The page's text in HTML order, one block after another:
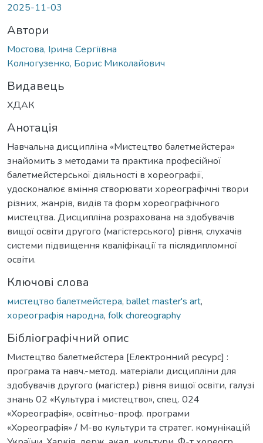
2025-11-03
Автори
Мостова, Ірина Сергіївна
Колногузенко, Борис Миколайович
Видавець
ХДАК
Анотація
Навчальна дисципліна «Мистецтво балетмейстера»
знайомить з методами та практика професійної
балетмейстерської діяльності в хореографії,
удосконалює вміння створювати хореографічні твори
різних, жанрів, видів та форм хореографічного
мистецтва. Дисципліна розрахована на здобувачів
вищої освіти другого (магістерського) рівня, слухачів
системи підвищення кваліфікації та післядипломної
освіти.
Ключові слова
мистецтво балетмейстера, ballet master's art,
хореографія народна, folk choreography
Бібліографічний опис
Мистецтво балетмейстера [Електронний ресурс] :
програма та навч.-метод. матеріали дисципліни для
здобувачів другого (магістер.) рівня вищої освіти, галузі
знань 02 «Культура і мистецтво», спец. 024
«Хореографія», освітньо-проф. програми
«Хореографія» / М-во культури та стратег. комунікацій